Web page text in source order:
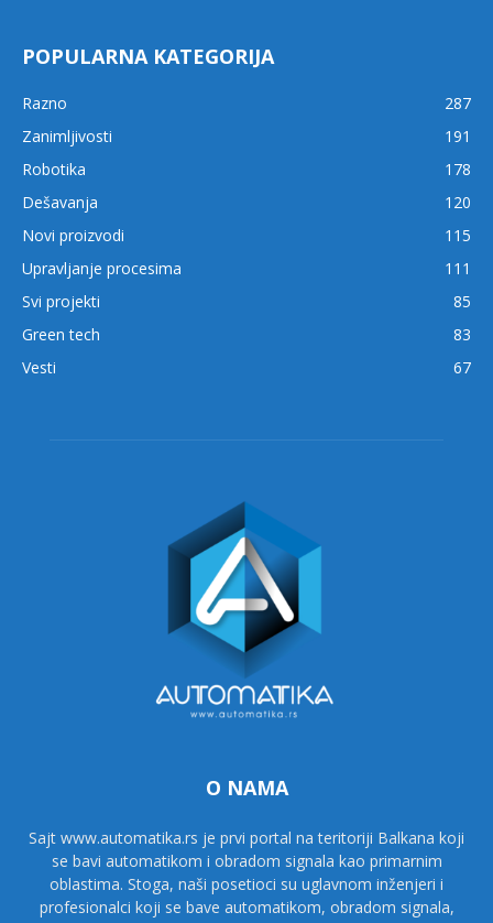
POPULARNA KATEGORIJA
Razno
287
Zanimljivosti
191
Robotika
178
Dešavanja
120
Novi proizvodi
115
Upravljanje procesima
111
Svi projekti
85
Green tech
83
Vesti
67
O NAMA
Sajt www.automatika.rs je prvi portal na teritoriji Balkana koji
se bavi automatikom i obradom signala kao primarnim
oblastima. Stoga, naši posetioci su uglavnom inženjeri i
profesionalci koji se bave automatikom, obradom signala,